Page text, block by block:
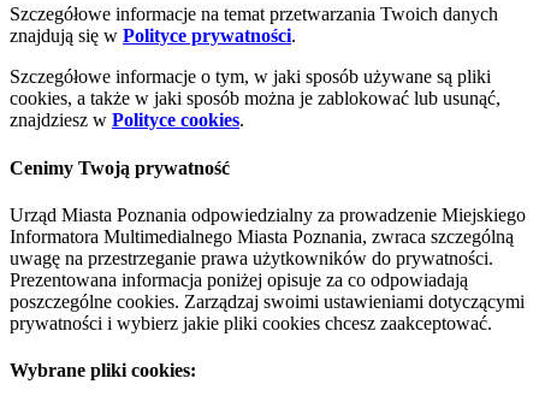
Szczegółowe informacje na temat przetwarzania Twoich danych
znajdują się w Polityce prywatności.
Szczegółowe informacje o tym, w jaki sposób używane są pliki
cookies, a także w jaki sposób można je zablokować lub usunąć,
znajdziesz w Polityce cookies.
Cenimy Twoją prywatność
Urząd Miasta Poznania odpowiedzialny za prowadzenie Miejskiego
Informatora Multimedialnego Miasta Poznania, zwraca szczególną
uwagę na przestrzeganie prawa użytkowników do prywatności.
Prezentowana informacja poniżej opisuje za co odpowiadają
poszczególne cookies. Zarządzaj swoimi ustawieniami dotyczącymi
prywatności i wybierz jakie pliki cookies chcesz zaakceptować.
Wybrane pliki cookies: